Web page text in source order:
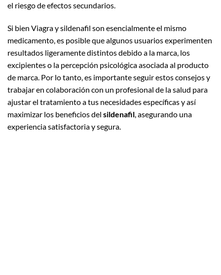
el riesgo de efectos secundarios.
Si bien Viagra y sildenafil son esencialmente el mismo
medicamento, es posible que algunos usuarios experimenten
resultados ligeramente distintos debido a la marca, los
excipientes o la percepción psicológica asociada al producto
de marca. Por lo tanto, es importante seguir estos consejos y
trabajar en colaboración con un profesional de la salud para
ajustar el tratamiento a tus necesidades específicas y así
maximizar los beneficios del sildenafil, asegurando una
experiencia satisfactoria y segura.